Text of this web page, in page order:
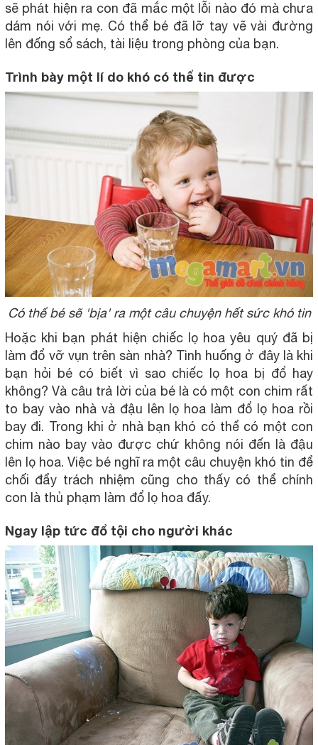
sẽ phát hiện ra con đã mắc một lỗi nào đó mà chưa
dám nói với mẹ. Có thể bé đã lỡ tay vẽ vài đường
lên đống sổ sách, tài liệu trong phòng của bạn.
Trình bày một lí do khó có thể tin được
Có thể bé sẽ 'bịa' ra một câu chuyện hết sức khó tin
Hoặc khi bạn phát hiện chiếc lọ hoa yêu quý đã bị
làm đổ vỡ vụn trên sàn nhà? Tình huống ở đây là khi
bạn hỏi bé có biết vì sao chiếc lọ hoa bị đổ hay
không? Và câu trả lời của bé là có một con chim rất
to bay vào nhà và đậu lên lọ hoa làm đổ lọ hoa rồi
bay đi. Trong khi ở nhà bạn khó có thể có một con
chim nào bay vào được chứ không nói đến là đậu
lên lọ hoa. Việc bé nghĩ ra một câu chuyện khó tin để
chối đẩy trách nhiệm cũng cho thấy có thể chính
con là thủ phạm làm đổ lọ hoa đấy.
Ngay lập tức đổ tội cho người khác